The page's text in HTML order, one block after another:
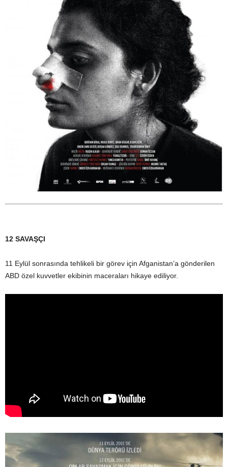
12 SAVAŞÇI
11 Eylül sonrasında tehlikeli bir görev için Afganistan’a gönderilen
ABD özel kuvvetler ekibinin maceraları hikaye ediliyor.